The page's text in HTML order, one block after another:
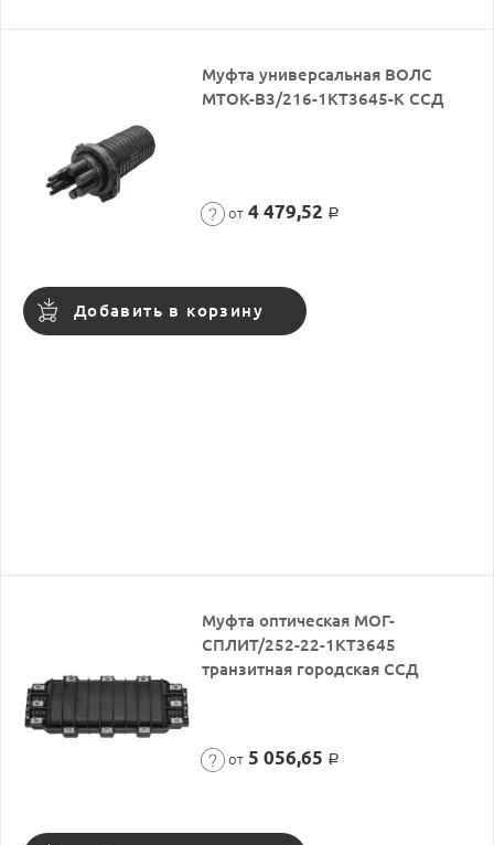
Муфта универсальная ВОЛС
МТОК-В3/216-1КТ3645-К ССД
от 4 479,52 Р
Добавить в корзину
Муфта оптическая МОГ-
СПЛИТ/252-22-1КТ3645
транзитная городская ССД
от 5 056,65 Р